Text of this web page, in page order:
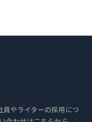
やライターの採用につ